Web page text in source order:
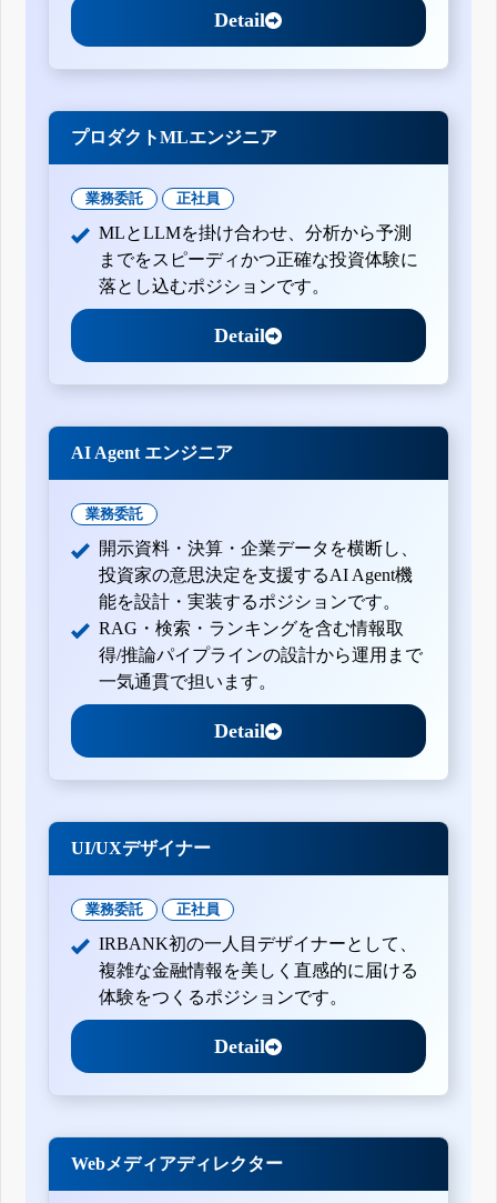
Detail
プロダクトMLエンジニア
業務委託 正社員
MLとLLMを掛け合わせ、分析から予測
までをスピーディかつ正確な投資体験に
落とし込むポジションです。
Detail
AI Agent エンジニア
業務委託
開示資料・決算・企業データを横断し、
投資家の意思決定を支援するAI Agent機
能を設計・実装するポジションです。
RAG・検索・ランキングを含む情報取
得/推論パイプラインの設計から運用まで
一気通貫で担います。
Detail
UI/UXデザイナー
業務委託 正社員
IRBANK初の一人目デザイナーとして、
複雑な金融情報を美しく直感的に届ける
体験をつくるポジションです。
Detail
Webメディアディレクター